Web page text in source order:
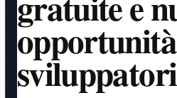
sviluppatori